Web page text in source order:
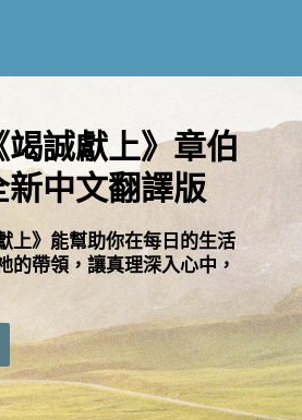
閱
語
言
關
於
竭
誠
獻
上
竭誠獻上》章伯
中文翻譯版
上》能幫助你在每日的生活
的帶領，讓真理深入心中，